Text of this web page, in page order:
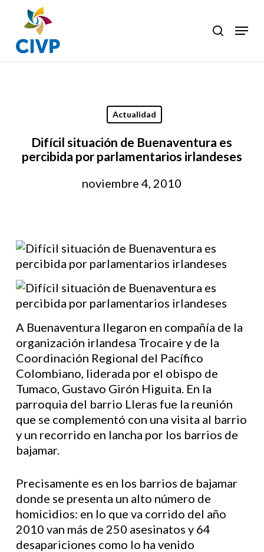
main
content
search
Menu
Actualidad
Difícil situación de Buenaventura es
percibida por parlamentarios irlandeses
noviembre 4, 2010
A Buenaventura llegaron en compañía de la
organización irlandesa Trocaire y de la
Coordinación Regional del Pacífico
Colombiano, liderada por el obispo de
Tumaco, Gustavo Girón Higuita. En la
parroquia del barrio Lleras fue la reunión
que se complementó con una visita al barrio
y un recorrido en lancha por los barrios de
bajamar.
Precisamente es en los barrios de bajamar
donde se presenta un alto número de
homicidios: en lo que va corrido del año
2010 van más de 250 asesinatos y 64
desapariciones como lo ha venido
Close